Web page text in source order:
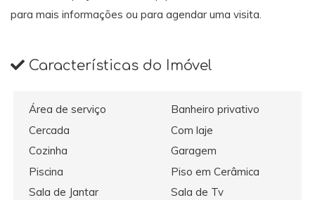
para mais informações ou para agendar uma visita.
Características do Imóvel
Área de serviço
Banheiro privativo
Cercada
Com laje
Cozinha
Garagem
Piscina
Piso em Cerâmica
Sala de Jantar
Sala de Tv